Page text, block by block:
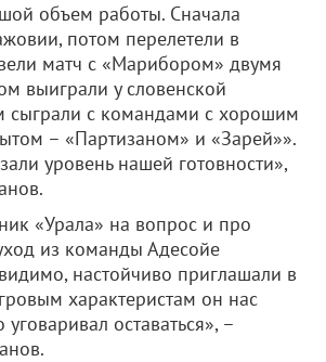
объем работы. Сначала
потом перелетели в
матч с «Марибором» двумя
выиграли у словенской
сыграли с командами с хорошим
– «Партизаном» и «Зарей»».
уровень нашей готовности»,
«Урала» на вопрос и про
из команды Адесойе
настойчиво приглашали в
характеристам он нас
уговаривал оставаться», –